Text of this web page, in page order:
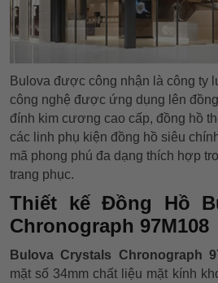
Bulova được công nhận là công ty
công nghệ được ứng dụng lên
đính kim cương cao cấp, đồng hồ
các linh phụ kiện đồng hồ siêu
mã phong phú đa dạng thích hợp
trang phục.
Thiết kế Đồng Hồ
Chronograph 97M108
Bulova Crystals Chronograph
mặt số 34mm chất liệu mặt kính